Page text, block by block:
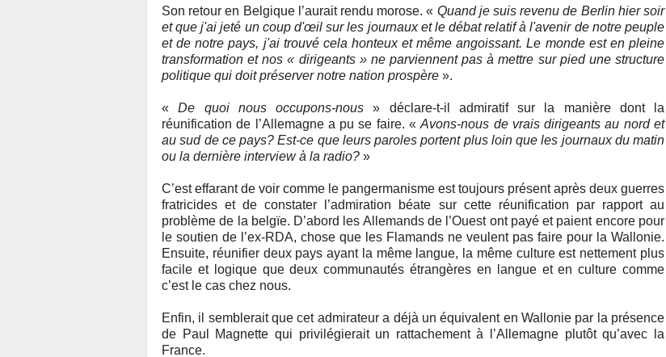
Son retour en Belgique l’aurait rendu morose. « Quand je suis revenu de Berlin hier soir
et que j'ai jeté un coup d'œil sur les journaux et le débat relatif à l'avenir de notre peuple
et de notre pays, j'ai trouvé cela honteux et même angoissant. Le monde est en pleine
transformation et nos « dirigeants » ne parviennent pas à mettre sur pied une structure
politique qui doit préserver notre nation prospère ».
«De quoi nous occupons-nous » déclare-t-il admiratif sur la manière dont la
réunification de l’Allemagne a pu se faire. «Avons-nous de vrais dirigeants au nord et
au sud de ce pays? Est-ce que leurs paroles portent plus loin que les journaux du matin
ou la dernière interview à la radio? »
C’est effarant de voir comme le pangermanisme est toujours présent après deux guerres
fratricides et de constater l’admiration béate sur cette réunification par rapport au
problème de la belgïe. D’abord les Allemands de l’Ouest ont payé et paient encore pour
le soutien de l’ex-RDA, chose que les Flamands ne veulent pas faire pour la Wallonie.
Ensuite, réunifier deux pays ayant la même langue, la même culture est nettement plus
facile et logique que deux communautés étrangères en langue et en culture comme
c’est le cas chez nous.
Enfin, il semblerait que cet admirateur a déjà un équivalent en Wallonie par la présence
de Paul Magnette qui privilégierait un rattachement à l’Allemagne plutôt qu’avec la
France.